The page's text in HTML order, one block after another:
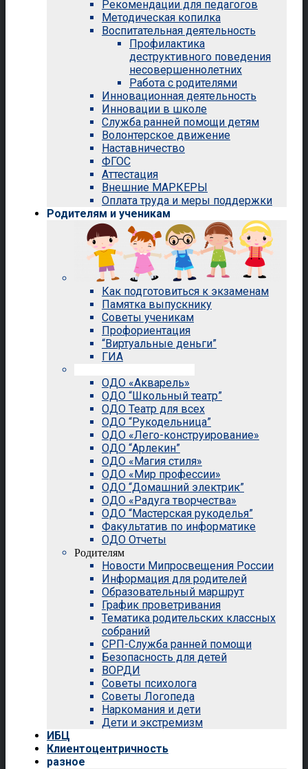
Рекомендации для педагогов
Методическая копилка
Воспитательная деятельность
Профилактика
деструктивного поведения
несовершеннолетних
Работа с родителями
Инновационная деятельность
Инновации в школе
Служба ранней помощи детям
Волонтерское движение
Наставничество
ФГОС
Аттестация
Внешние МАРКЕРЫ
Оплата труда и меры поддержки
Родителям и ученикам
Как подготовиться к экзаменам
Памятка выпускнику
Советы ученикам
Профориентация
“Виртуальные деньги”
ГИА
ОДО «Акварель»
ОДО “Школьный театр”
ОДО Театр для всех
ОДО “Рукодельница”
ОДО «Лего-конструирование»
ОДО “Арлекин”
ОДО «Магия стиля»
ОДО «Мир профессии»
ОДО “Домашний электрик”
ОДО «Радуга творчества»
ОДО “Мастерская рукоделья”
Факультатив по информатике
ОДО Отчеты
Родителям
Новости Мипросвещения России
Информация для родителей
Образовательный маршрут
График проветривания
Тематика родительских классных
собраний
СРП-Служба ранней помощи
Безопасность для детей
ВОРДИ
Советы психолога
Советы Логопеда
Наркомания и дети
Дети и экстремизм
ИБЦ
Клиентоцентричность
разное